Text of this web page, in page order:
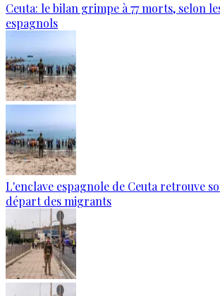
Ceuta: le bilan grimpe à 77 morts, selon
espagnols
L'enclave espagnole de Ceuta retrouve
départ des migrants